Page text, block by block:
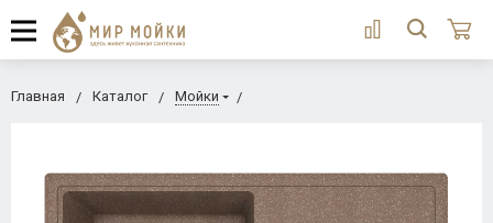
Главная Каталог Мойки